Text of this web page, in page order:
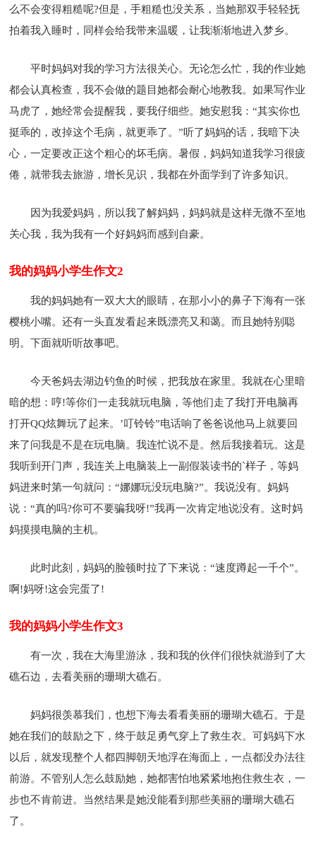
么不会变得粗糙呢?但是，手粗糙也没关系，当她那双手轻轻抚
拍着我入睡时，同样会给我带来温暖，让我渐渐地进入梦乡。
平时妈妈对我的学习方法很关心。无论怎么忙，我的作业她
都会认真检查，我不会做的题目她都会耐心地教我。如果写作业
马虎了，她经常会提醒我，要我仔细些。她安慰我：“其实你也
挺乖的，改掉这个毛病，就更乖了。”听了妈妈的话，我暗下决
心，一定要改正这个粗心的坏毛病。暑假，妈妈知道我学习很疲
倦，就带我去旅游，增长见识，我都在外面学到了许多知识。
因为我爱妈妈，所以我了解妈妈，妈妈就是这样无微不至地
关心我，我为我有一个好妈妈而感到自豪。
我的妈妈小学生作文2
我的妈妈她有一双大大的眼睛，在那小小的鼻子下海有一张
樱桃小嘴。还有一头直发看起来既漂亮又和蔼。而且她特别聪
明。下面就听听故事吧。
今天爸妈去湖边钓鱼的时候，把我放在家里。我就在心里暗
暗的想：哼!等你们一走我就玩电脑，等他们走了我打开电脑再
打开QQ炫舞玩了起来。’叮铃铃”电话响了爸爸说他马上就要回
来了问我是不是在玩电脑。我连忙说不是。然后我接着玩。这是
我听到开门声，我连关上电脑装上一副假装读书的`样子，等妈
妈进来时第一句就问：“娜娜玩没玩电脑?”。我说没有。妈妈
说：“真的吗?你可不要骗我呀!”我再一次肯定地说没有。这时妈
妈摸摸电脑的主机。
此时此刻，妈妈的脸顿时拉了下来说：“速度蹲起一千个”。
啊!妈呀!这会完蛋了!
我的妈妈小学生作文3
有一次，我在大海里游泳，我和我的伙伴们很快就游到了大
礁石边，去看美丽的珊瑚大礁石。
妈妈很羡慕我们，也想下海去看看美丽的珊瑚大礁石。于是
她在我们的鼓励之下，终于鼓足勇气穿上了救生衣。可妈妈下水
以后，就发现整个人都四脚朝天地浮在海面上，一点都没办法往
前游。不管别人怎么鼓励她，她都害怕地紧紧地抱住救生衣，一
步也不肯前进。当然结果是她没能看到那些美丽的珊瑚大礁石
了。